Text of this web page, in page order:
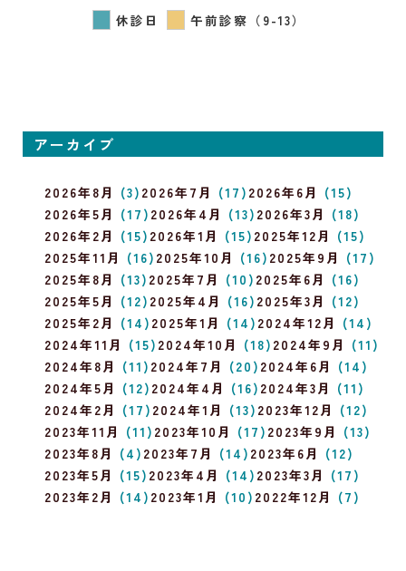
休診日 午前診察（9-13）
アーカイブ
2026年8月 (3) 2026年7月 (17) 2026年6月 (15)
2026年5月 (17) 2026年4月 (13) 2026年3月 (18)
2026年2月 (15) 2026年1月 (15) 2025年12月 (15)
2025年11月 (16) 2025年10月 (16) 2025年9月 (17)
2025年8月 (13) 2025年7月 (10) 2025年6月 (16)
2025年5月 (12) 2025年4月 (16) 2025年3月 (12)
2025年2月 (14) 2025年1月 (14) 2024年12月 (14)
2024年11月 (15) 2024年10月 (18) 2024年9月 (11)
2024年8月 (11) 2024年7月 (20) 2024年6月 (14)
2024年5月 (12) 2024年4月 (16) 2024年3月 (11)
2024年2月 (17) 2024年1月 (13) 2023年12月 (12)
2023年11月 (11) 2023年10月 (17) 2023年9月 (13)
2023年8月 (4) 2023年7月 (14) 2023年6月 (12)
2023年5月 (15) 2023年4月 (14) 2023年3月 (17)
2023年2月 (14) 2023年1月 (10) 2022年12月 (7)